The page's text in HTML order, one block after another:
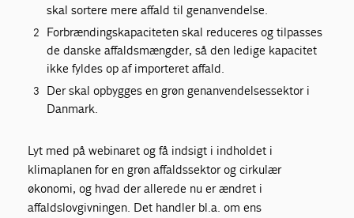
skal sortere mere affald til genanvendelse.
Forbrændingskapaciteten skal reduceres og tilpasses
de danske affaldsmængder, så den ledige kapacitet
ikke fyldes op af importeret affald.
Der skal opbygges en grøn genanvendelsessektor i
Danmark.
Lyt med på webinaret og få indsigt i indholdet i
klimaplanen for en grøn affaldssektor og cirkulær
økonomi, og hvad der allerede nu er ændret i
affaldslovgivningen. Det handler bl.a. om ens